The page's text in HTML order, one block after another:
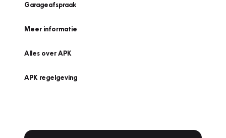
Garageafspraak
Meer informatie
Alles over APK
APK regelgeving